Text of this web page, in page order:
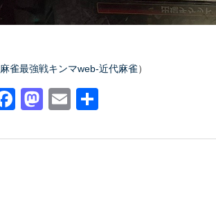
麻雀最強戦キンマweb-近代麻雀）
Facebook
Mastodon
Email